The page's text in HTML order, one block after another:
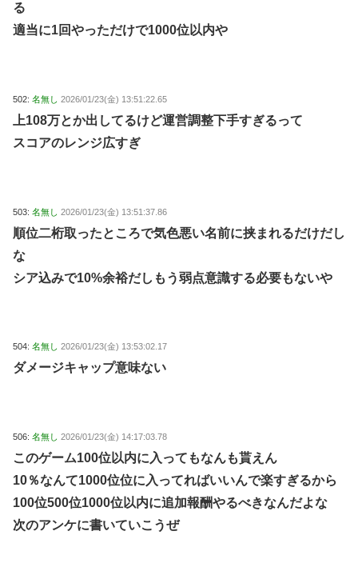
る
適当に1回やっただけで1000位以内や
502: 名無し 2026/01/23(金) 13:51:22.65
上108万とか出してるけど運営調整下手すぎるって
スコアのレンジ広すぎ
503: 名無し 2026/01/23(金) 13:51:37.86
順位二桁取ったところで気色悪い名前に挟まれるだけだし
な
シア込みで10%余裕だしもう弱点意識する必要もないや
504: 名無し 2026/01/23(金) 13:53:02.17
ダメージキャップ意味ない
506: 名無し 2026/01/23(金) 14:17:03.78
このゲーム100位以内に入ってもなんも貰えん
10％なんて1000位位に入ってればいいんで楽すぎるから
100位500位1000位以内に追加報酬やるべきなんだよな
次のアンケに書いていこうぜ